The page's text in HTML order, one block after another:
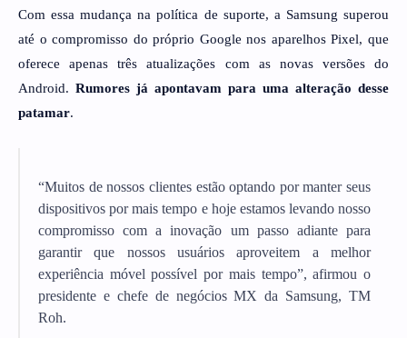
Com essa mudança na política de suporte, a Samsung superou
até o compromisso do próprio Google nos aparelhos Pixel, que
oferece apenas três atualizações com as novas versões do
Android. Rumores já apontavam para uma alteração desse
patamar.
“Muitos de nossos clientes estão optando por manter seus
dispositivos por mais tempo e hoje estamos levando nosso
compromisso com a inovação um passo adiante para
garantir que nossos usuários aproveitem a melhor
experiência móvel possível por mais tempo”, afirmou o
presidente e chefe de negócios MX da Samsung, TM
Roh.